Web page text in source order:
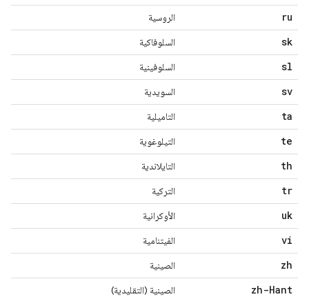
ru الروسية
sk السلوفاكية
sl السلوفينية
sv السويدية
ta التاميلية
te التيلوغوية
th التايلاندية
tr التركية
uk الأوكرانية
vi الفيتنامية
zh الصينية
zh-Hant الصينية (التقليدية)